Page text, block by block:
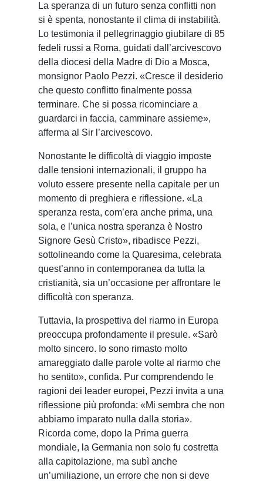
La speranza di un futuro senza conflitti non
si è spenta, nonostante il clima di instabilità.
Lo testimonia il pellegrinaggio giubilare di 85
fedeli russi a Roma, guidati dall’arcivescovo
della diocesi della Madre di Dio a Mosca,
monsignor Paolo Pezzi. «Cresce il desiderio
che questo conflitto finalmente possa
terminare. Che si possa ricominciare a
guardarci in faccia, camminare assieme»,
afferma al Sir l’arcivescovo.
Nonostante le difficoltà di viaggio imposte
dalle tensioni internazionali, il gruppo ha
voluto essere presente nella capitale per un
momento di preghiera e riflessione. «La
speranza resta, com’era anche prima, una
sola, e l’unica nostra speranza è Nostro
Signore Gesù Cristo», ribadisce Pezzi,
sottolineando come la Quaresima, celebrata
quest’anno in contemporanea da tutta la
cristianità, sia un’occasione per affrontare le
difficoltà con speranza.
Tuttavia, la prospettiva del riarmo in Europa
preoccupa profondamente il presule. «Sarò
molto sincero. Io sono rimasto molto
amareggiato dalle parole volte al riarmo che
ho sentito», confida. Pur comprendendo le
ragioni dei leader europei, Pezzi invita a una
riflessione più profonda: «Mi sembra che non
abbiamo imparato nulla dalla storia».
Ricorda come, dopo la Prima guerra
mondiale, la Germania non solo fu costretta
alla capitolazione, ma subì anche
un’umiliazione, un errore che non si deve